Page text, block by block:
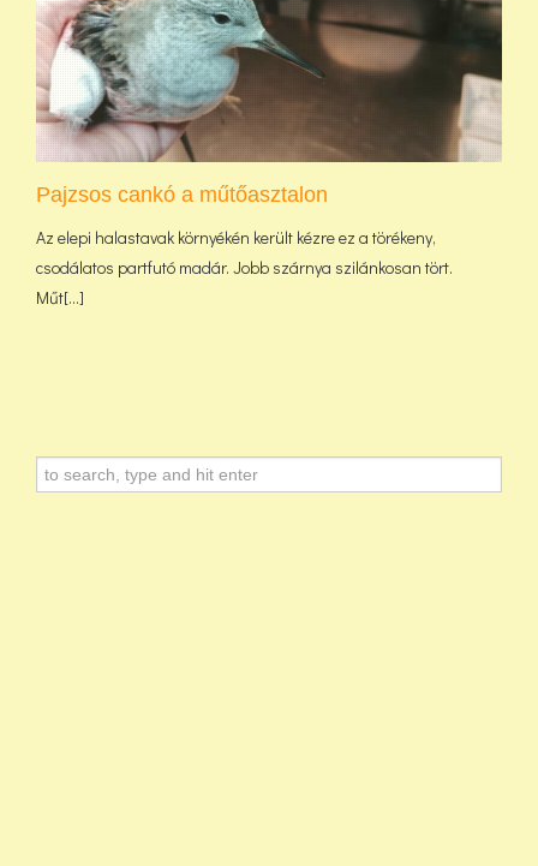
Pajzsos cankó a műtőasztalon
Az elepi halastavak környékén került kézre ez a törékeny,
csodálatos partfutó madár. Jobb szárnya szilánkosan tört.
Műt[...]